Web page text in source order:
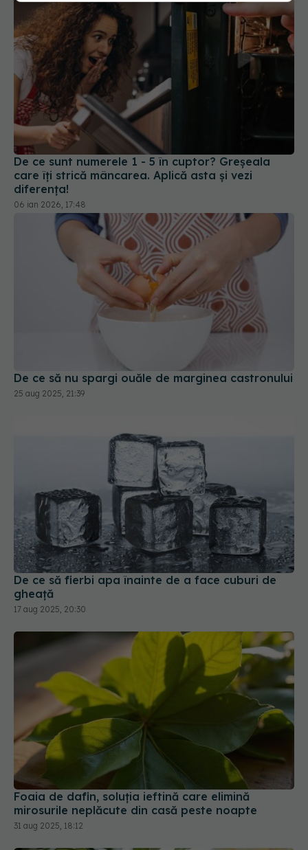
De ce sunt numerele 1 - 5 în cuptor? Greșeala
care îți strică mâncarea. Aplică asta și vezi
diferența!
06 ian 2026, 17:48
De ce să nu spargi ouăle de marginea castronului
De ce să fierbi apa înainte de a face cuburi de
gheață
17 aug 2025, 20:30
Foaia de dafin, soluția ieftină care elimină
mirosurile neplăcute din casă peste noapte
31 aug 2025, 18:12